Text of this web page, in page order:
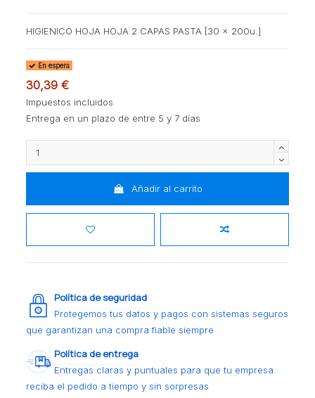
HIGIENICO HOJA HOJA 2 CAPAS PASTA [30 x 200u.]
En espera
30,39 €
Impuestos incluidos
Entrega en un plazo de entre 5 y 7 días
Añadir al carrito
Política de seguridad
Protegemos tus datos y pagos con sistemas seguros
que garantizan una compra fiable siempre
Política de entrega
Entregas claras y puntuales para que tu empresa
reciba el pedido a tiempo y sin sorpresas